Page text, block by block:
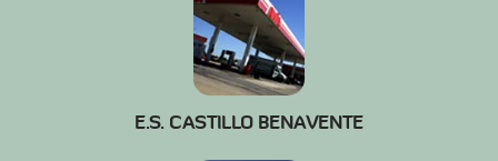
E.S. CASTILLO BENAVENTE